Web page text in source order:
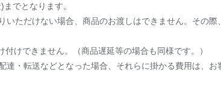
でとなります。
ただけない場合、商品のお渡しはできません。その際
けできません。（商品遅延等の場合も同様です。）
・転送などとなった場合、それらに掛かる費用は、